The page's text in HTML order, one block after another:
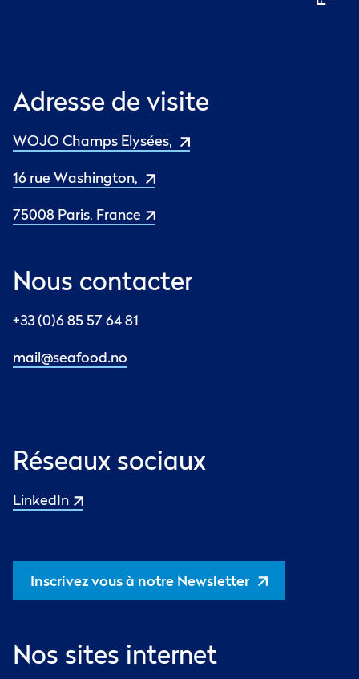
Adresse de visite
WOJO Champs Elysées,
16 rue Washington,
75008 Paris, France
Nous contacter
+33 (0)6 85 57 64 81
mail@seafood.no
Réseaux sociaux
LinkedIn
Inscrivez vous à notre Newsletter
Nos sites internet